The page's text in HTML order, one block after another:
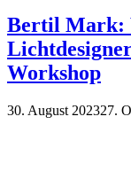
Bertil Mark:
Workshop
30. August 202327.